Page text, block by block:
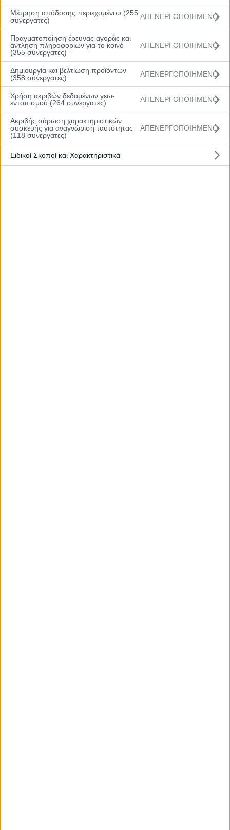
Μέτρηση απόδοσης περιεχομένου (255
συνεργατες)
ΑΠΕΝΕΡΓΟΠΟΙΗΜΕΝΟ
Πραγματοποίηση έρευνας αγοράς και
άντληση πληροφοριών για το κοινό
(355 συνεργατες)
ΑΠΕΝΕΡΓΟΠΟΙΗΜΕΝΟ
Δημιουργία και βελτίωση προϊόντων
(358 συνεργατες)
ΑΠΕΝΕΡΓΟΠΟΙΗΜΕΝΟ
Χρήση ακριβών δεδομένων γεω-
εντοπισμού (264 συνεργατες)
ΑΠΕΝΕΡΓΟΠΟΙΗΜΕΝΟ
Ακριβής σάρωση χαρακτηριστικών
συσκευής για αναγνώριση ταυτότητας
(118 συνεργατες)
ΑΠΕΝΕΡΓΟΠΟΙΗΜΕΝΟ
Ειδικοί Σκοποί και Χαρακτηριστικά
Menu
Αρχική
Βαθμολογία
Πρόγραμμα
Ομάδες
Νέα
Gallery
Περιστέρι-Rising Stars 62-85 (pics)